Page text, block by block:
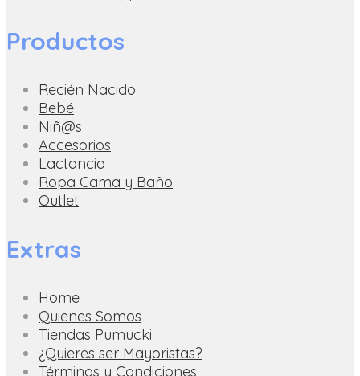
Productos
Recién Nacido
Bebé
Niñ@s
Accesorios
Lactancia
Ropa Cama y Baño
Outlet
Extras
Home
Quienes Somos
Tiendas Pumucki
¿Quieres ser Mayoristas?
Términos y Condiciones